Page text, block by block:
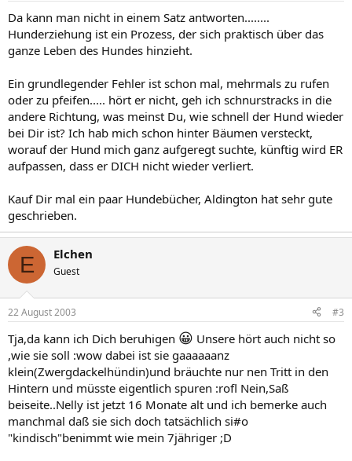
Da kann man nicht in einem Satz antworten........
Hunderziehung ist ein Prozess, der sich praktisch über das
ganze Leben des Hundes hinzieht.
Ein grundlegender Fehler ist schon mal, mehrmals zu rufen
oder zu pfeifen..... hört er nicht, geh ich schnurstracks in die
andere Richtung, was meinst Du, wie schnell der Hund wieder
bei Dir ist? Ich hab mich schon hinter Bäumen versteckt,
worauf der Hund mich ganz aufgeregt suchte, künftig wird ER
aufpassen, dass er DICH nicht wieder verliert.
Kauf Dir mal ein paar Hundebücher, Aldington hat sehr gute
geschrieben.
E Elchen
Guest
22 August 2003 #3
Tja,da kann ich Dich beruhigen 😀 Unsere hört auch nicht so
,wie sie soll :wow dabei ist sie gaaaaaanz
klein(Zwergdackelhündin)und bräuchte nur nen Tritt in den
Hintern und müsste eigentlich spuren :rofl Nein,Saß
beiseite..Nelly ist jetzt 16 Monate alt und ich bemerke auch
manchmal daß sie sich doch tatsächlich si#o
"kindisch"benimmt wie mein 7jähriger ;D